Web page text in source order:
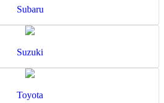
Subaru
Suzuki
Toyota